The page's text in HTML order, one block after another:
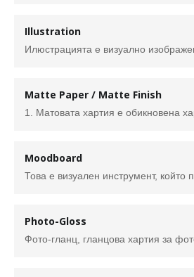
Illustration
Matte Paper / Matte Finish
Moodboard
Photo-Gloss